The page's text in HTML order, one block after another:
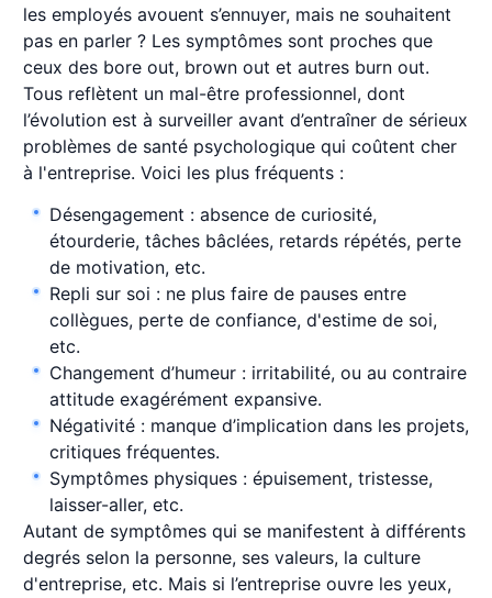
les employés avouent s’ennuyer, mais ne souhaitent
pas en parler ? Les symptômes sont proches que
ceux des bore out, brown out et autres burn out.
Tous reflètent un mal-être professionnel, dont
l’évolution est à surveiller avant d’entraîner de sérieux
problèmes de santé psychologique qui coûtent cher
à l'entreprise. Voici les plus fréquents :
Désengagement : absence de curiosité,
étourderie, tâches bâclées, retards répétés, perte
de motivation, etc.
Repli sur soi : ne plus faire de pauses entre
collègues, perte de confiance, d'estime de soi,
etc.
Changement d’humeur : irritabilité, ou au contraire
attitude exagérément expansive.
Négativité : manque d’implication dans les projets,
critiques fréquentes.
Symptômes physiques : épuisement, tristesse,
laisser-aller, etc.
Autant de symptômes qui se manifestent à différents
degrés selon la personne, ses valeurs, la culture
d'entreprise, etc. Mais si l’entreprise ouvre les yeux,